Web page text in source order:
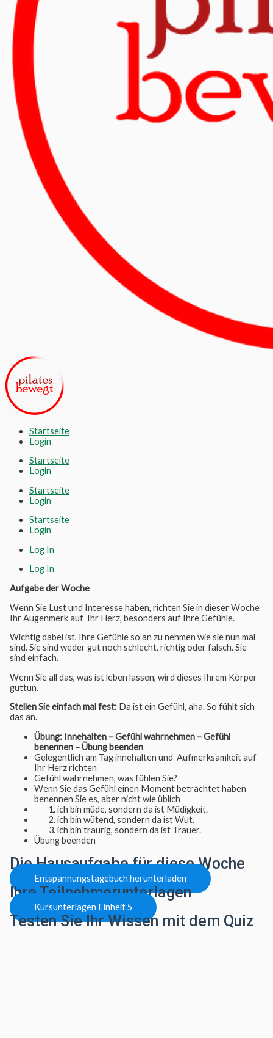
Startseite
Login
Startseite
Login
Startseite
Login
Startseite
Login
Log In
Log In
Aufgabe der Woche
Wenn Sie Lust und Interesse haben, richten Sie in dieser Woche
Ihr Augenmerk auf Ihr Herz, besonders auf Ihre Gefühle.
Wichtig dabei ist, Ihre Gefühle so an zu nehmen wie sie nun mal
sind. Sie sind weder gut noch schlecht, richtig oder falsch. Sie
sind einfach.
Wenn Sie all das, was ist leben lassen, wird dieses Ihrem Körper
guttun.
Stellen Sie einfach mal fest:Da ist ein Gefühl, aha. So fühlt sich
das an.
Übung: Innehalten – Gefühl wahrnehmen – Gefühl
benennen – Übung beenden
Gelegentlich am Tag innehalten und Aufmerksamkeit auf
Ihr Herz richten
Gefühl wahrnehmen, was fühlen Sie?
Wenn Sie das Gefühl einen Moment betrachtet haben
benennen Sie es, aber nicht wie üblich
1. ich bin müde, sondern da ist Müdigkeit.
2. ich bin wütend, sondern da ist Wut.
3. ich bin traurig, sondern da ist Trauer.
Übung beenden
Die Hausaufgabe für diese Woche
Entspannungstagebuch herunterladen
Ihre Teilnehmerunterlagen
Kursunterlagen Einheit 5
Testen Sie Ihr Wissen mit dem Quiz